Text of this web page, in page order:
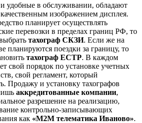
удобные в обслуживании, обладают
изображением дисплея.
планирует осуществлять
перевозки в пределах границ РФ, то
тахограф СКЗИ. Если же на
планируются поездки за границу, то
тахограф ЕСТР. В каждом
свой порядок по установке учетных
свой регламент, который
Продажу и установку тахографов
аккредитованные компании,
разрешение на реализацию,
контрольно-записывающих
как «М2М телематика Иваново».